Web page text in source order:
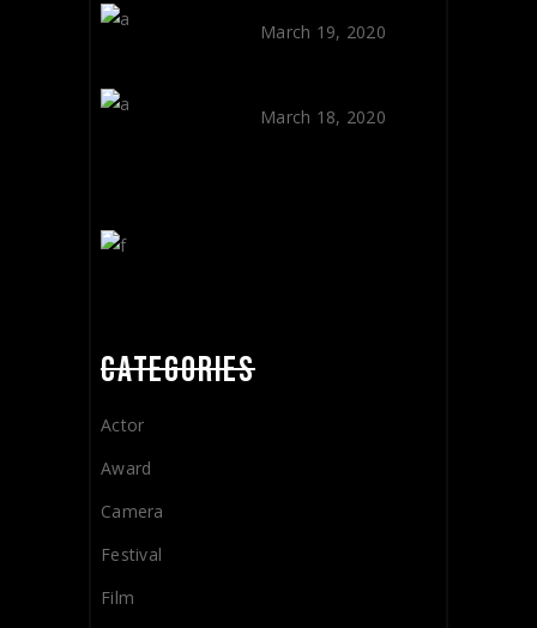
March 19, 2020
March 18, 2020
CATEGORIES
Actor
Award
Camera
Festival
Film